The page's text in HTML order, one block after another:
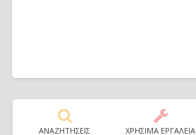
ΑΝΑΖΗΤΗΣΕΙΣ ΧΡΗΣΙΜΑ ΕΡΓΑΛΕΙΑ